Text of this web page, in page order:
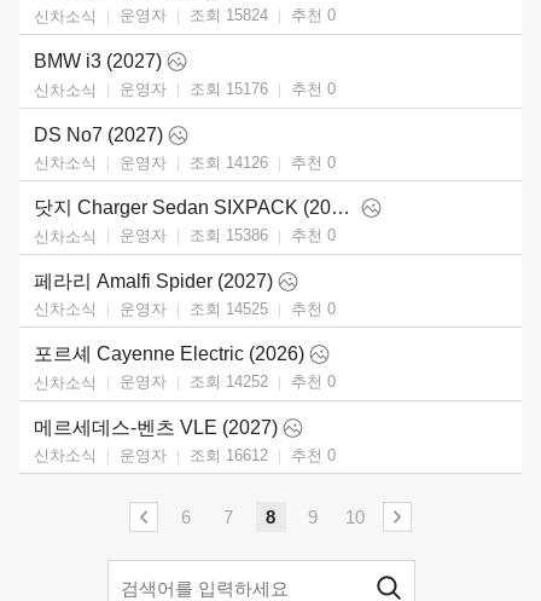
신차소식 운영자 조회 15824 추천 0
BMW i3 (2027)
신차소식 운영자 조회 15176 추천 0
DS No7 (2027)
신차소식 운영자 조회 14126 추천 0
닷지 Charger Sedan SIXPACK (2026)
신차소식 운영자 조회 15386 추천 0
페라리 Amalfi Spider (2027)
신차소식 운영자 조회 14525 추천 0
포르셰 Cayenne Electric (2026)
신차소식 운영자 조회 14252 추천 0
메르세데스-벤츠 VLE (2027)
신차소식 운영자 조회 16612 추천 0
6 7 8 9 10